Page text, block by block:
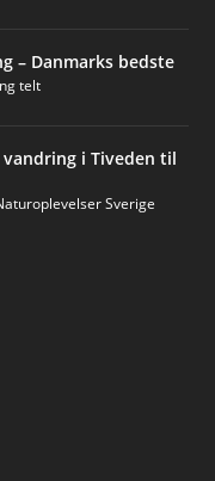
– Danmarks bedste
telt
i Tiveden til
Sverige